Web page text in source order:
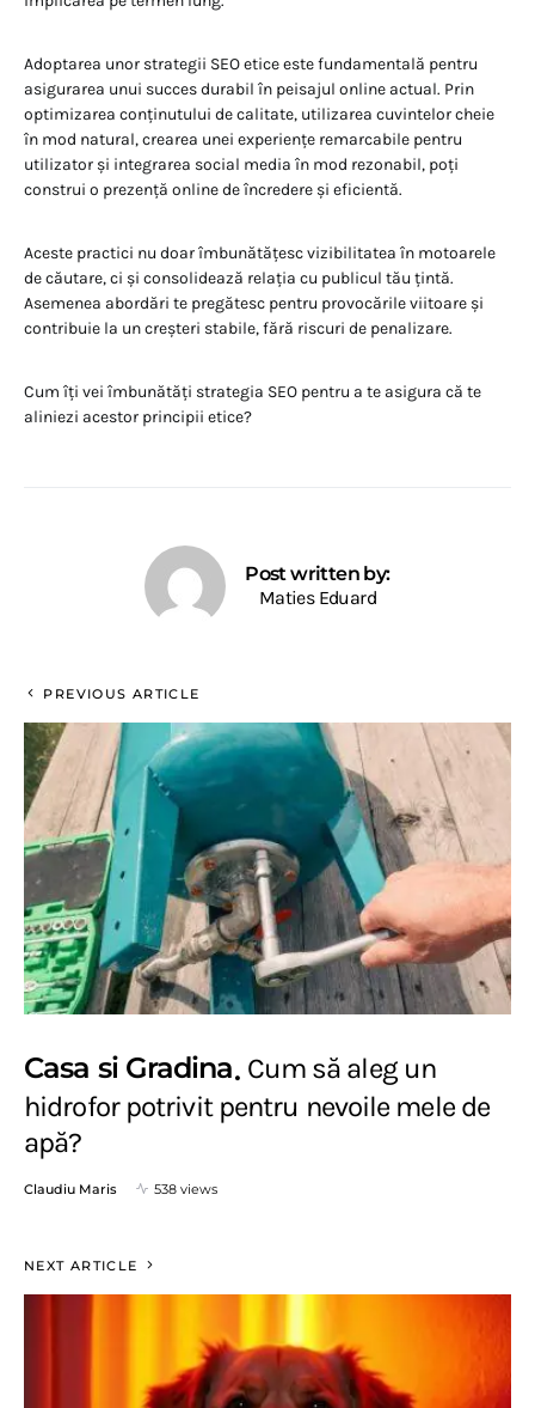
Adoptarea unor strategii SEO etice este fundamentală pentru
asigurarea unui succes durabil în peisajul online actual. Prin
optimizarea conținutului de calitate, utilizarea cuvintelor cheie
în mod natural, crearea unei experiențe remarcabile pentru
utilizator și integrarea social media în mod rezonabil, poți
construi o prezență online de încredere și eficientă.
Aceste practici nu doar îmbunătățesc vizibilitatea în motoarele
de căutare, ci și consolidează relația cu publicul tău țintă.
Asemenea abordări te pregătesc pentru provocările viitoare și
contribuie la un creșteri stabile, fără riscuri de penalizare.
Cum îți vei îmbunătăți strategia SEO pentru a te asigura că te
aliniezi acestor principii etice?
Post written by:
Maties Eduard
PREVIOUS ARTICLE
Casa si Gradina Cum să aleg un
hidrofor potrivit pentru nevoile mele de
apă?
Claudiu Maris 538 views
NEXT ARTICLE